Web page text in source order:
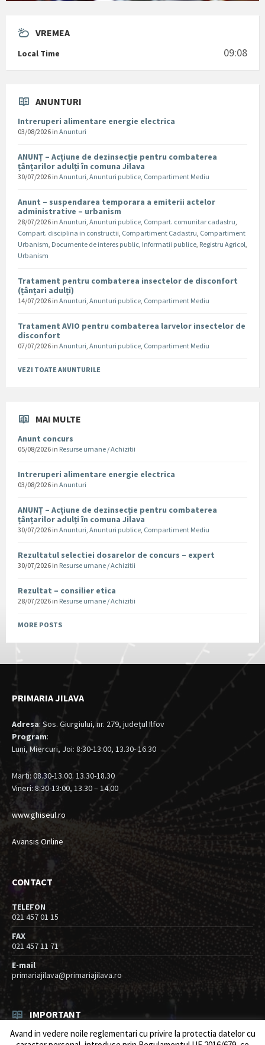
VREMEA
Local Time 09:08
ANUNTURI
Intreruperi alimentare energie electrica
03/08/2026 in Anunturi
ANUNȚ – Acțiune de dezinsecție pentru combaterea
țânțarilor adulți în comuna Jilava
30/07/2026 in Anunturi, Anunturi publice, Compartiment Mediu
Anunt – suspendarea temporara a emiterii actelor
administrative – urbanism
28/07/2026 in Anunturi, Anunturi publice, Compart. comunitar cadastru,
Compart. disciplina in constructii, Compartiment Cadastru, Compartiment
Urbanism, Documente de interes public, Informatii publice, Registru Agricol,
Urbanism
Tratament pentru combaterea insectelor de disconfort
(țânțari adulți)
14/07/2026 in Anunturi, Anunturi publice, Compartiment Mediu
Tratament AVIO pentru combaterea larvelor insectelor de
disconfort
07/07/2026 in Anunturi, Anunturi publice, Compartiment Mediu
VEZI TOATE ANUNTURILE
MAI MULTE
Anunt concurs
05/08/2026 in Resurse umane / Achizitii
Intreruperi alimentare energie electrica
03/08/2026 in Anunturi
ANUNȚ – Acțiune de dezinsecție pentru combaterea
țânțarilor adulți în comuna Jilava
30/07/2026 in Anunturi, Anunturi publice, Compartiment Mediu
Rezultatul selectiei dosarelor de concurs – expert
30/07/2026 in Resurse umane / Achizitii
Rezultat – consilier etica
28/07/2026 in Resurse umane / Achizitii
MORE POSTS
PRIMARIA JILAVA
Adresa: Sos. Giurgiului, nr. 279, judeţul Ilfov
Program:
Luni, Miercuri, Joi: 8:30-13:00, 13.30- 16.30
Marti: 08.30-13.00. 13.30-18.30
Vineri: 8:30-13:00, 13.30 – 14.00
www.ghiseul.ro
Avansis Online
CONTACT
TELEFON
021 457 01 15
FAX
021 457 11 71
E-mail
primariajilava@primariajilava.ro
IMPORTANT
Anunt concurs
Avand in vedere noile reglementari cu privire la protectia datelor cu